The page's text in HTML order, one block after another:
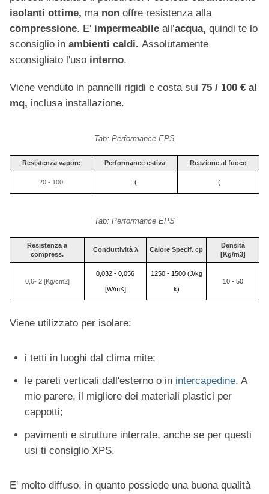
isolanti ottime, ma non offre resistenza alla
compressione. E' impermeabile all’acqua, quindi te lo
sconsiglio in ambienti caldi. Assolutamente
sconsigliato l'uso interno.
Viene venduto in pannelli rigidi e costa sui 75 / 100 € al
mq, inclusa installazione.
Tab: Performance EPS
Resistenza vapore Performance estiva Reazione al fuoco
20 - 100 :( :(
Tab: Performance EPS
Resistenza a
compress.
Conduttività λ Calore Specif. cp
Densità
[Kg/m3]
0,6- 2 [Kg/cm2]
0,032 - 0,056
[W/mK]
1250 - 1500 (J/kg
k)
10 - 50
Viene utilizzato per isolare:
i tetti in luoghi dal clima mite;
le pareti verticali dall'esterno o in intercapedine. A
mio parere, il migliore dei materiali plastici per
cappotti;
pavimenti e strutture interrate, anche se per questi
usi ti consiglio XPS.
E' molto diffuso, in quanto possiede una buona qualità